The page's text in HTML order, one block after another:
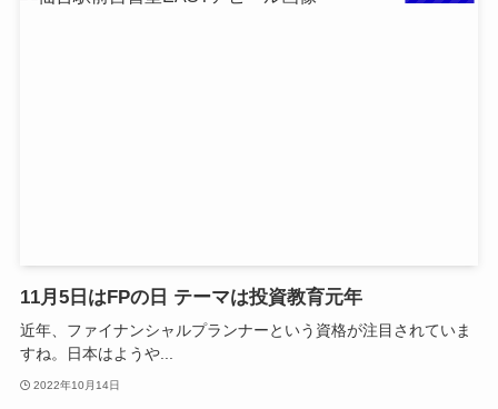
11月5日はFPの日 テーマは投資教育元年
近年、ファイナンシャルプランナーという資格が注目されていま
すね。日本はようや...
2022年10月14日